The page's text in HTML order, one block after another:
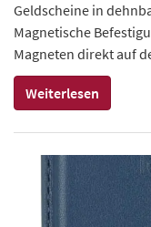
Geldscheine in
Magnetische
Magneten direkt auf
Weiterlesen